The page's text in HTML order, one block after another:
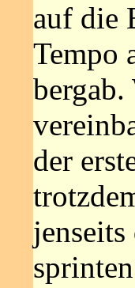
auf die
Tempo
der